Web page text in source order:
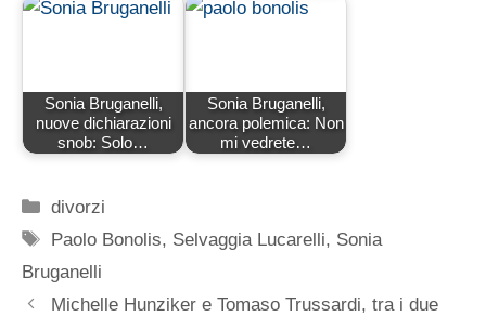
Sonia Bruganelli,
nuove dichiarazioni
snob: Solo…
Sonia Bruganelli,
ancora polemica: Non
mi vedrete…
Categorie
divorzi
Tag
Paolo Bonolis, Selvaggia Lucarelli, Sonia
Bruganelli
Michelle Hunziker e Tomaso Trussardi, tra i due